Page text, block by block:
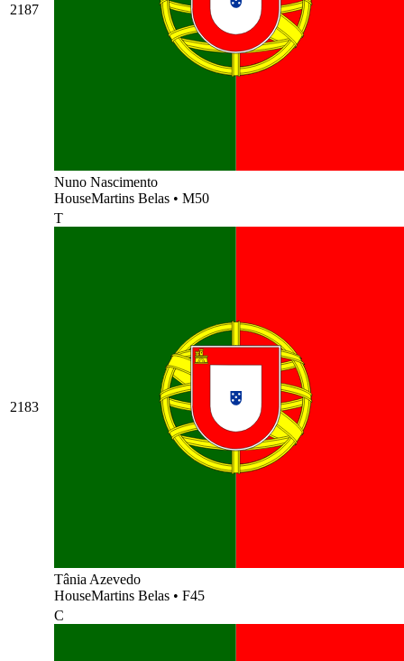
2187
Nuno Nascimento
HouseMartins Belas • M50
2183
T
Tânia Azevedo
HouseMartins Belas • F45
C